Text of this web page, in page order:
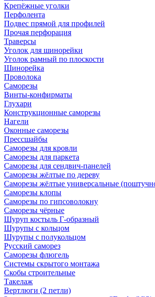
Крепёжные уголки
Перфолента
Подвес прямой для профилей
Прочая перфорация
Траверсы
Уголок для шинорейки
Уголок рамный по плоскости
Шинорейка
Проволока
Саморезы
Винты-конфирматы
Глухари
Конструкционные саморезы
Нагели
Оконные саморезы
Прессшайбы
Саморезы для кровли
Саморезы для паркета
Саморезы для сендвич-панелей
Саморезы жёлтые по дереву
Саморезы жёлтые универсальные
Саморезы клопы
Саморезы по гипсоволокну
Саморезы чёрные
Шуруп костыль Г-образный
Шурупы с кольцом
Шурупы с полукольцом
Русский саморез
Саморезы флюгель
Системы скрытого монтажа
Скобы строительные
Такелаж
Вертлюги (2 петли)